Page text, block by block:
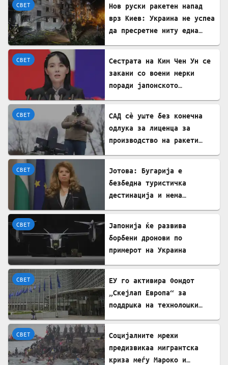
СВЕТ
Нов руски ракетен напад
врз Киев: Украина не успеа
да пресретне ниту една
СВЕТ
Сестрата на Ким Чен Ун се
закани со воени мерки
поради јапонското
СВЕТ
САД сè уште без конечна
одлука за лиценца за
производство на ракети
СВЕТ
Јотова: Бугарија е
безбедна туристичка
дестинација и нема
СВЕТ
Јапонија ќе развива
борбени дронови по
примерот на Украина
СВЕТ
ЕУ го активира Фондот
„Скејлап Европа“ за
поддршка на технолошки
СВЕТ
Социјалните мрежи
предизвикаа мигрантска
криза меѓу Мароко и